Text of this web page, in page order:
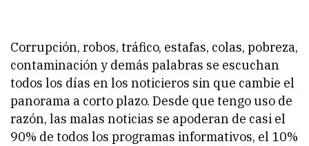
Corrupción, robos, tráfico, estafas, colas, pobreza,
contaminación y demás palabras se escuchan
todos los días en los noticieros sin que cambie el
panorama a corto plazo. Desde que tengo uso de
razón, las malas noticias se apoderan de casi el
90% de todos los programas informativos, el 10%